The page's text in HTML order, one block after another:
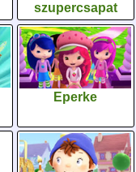
szupercsapat
Eperke